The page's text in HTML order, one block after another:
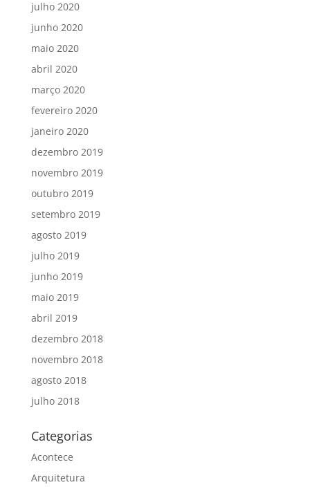
julho 2020
junho 2020
maio 2020
abril 2020
março 2020
fevereiro 2020
janeiro 2020
dezembro 2019
novembro 2019
outubro 2019
setembro 2019
agosto 2019
julho 2019
junho 2019
maio 2019
abril 2019
dezembro 2018
novembro 2018
agosto 2018
julho 2018
Categorias
Acontece
Arquitetura